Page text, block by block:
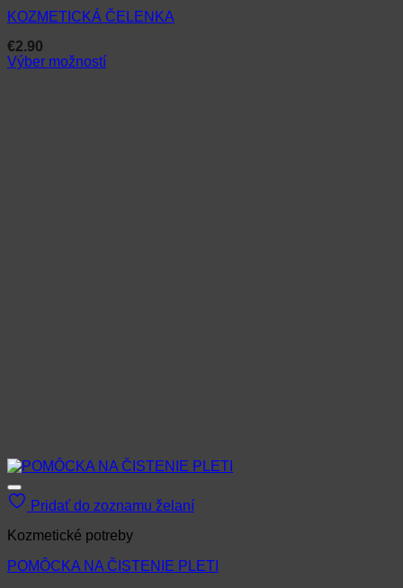
KOZMETICKÁ ČELENKA
€2.90
Výber možností
Pridať do zoznamu želaní
Kozmetické potreby
POMÔCKA NA ČISTENIE PLETI